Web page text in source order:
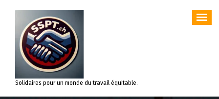
contenu
Solidaires pour un monde du travail équitable.